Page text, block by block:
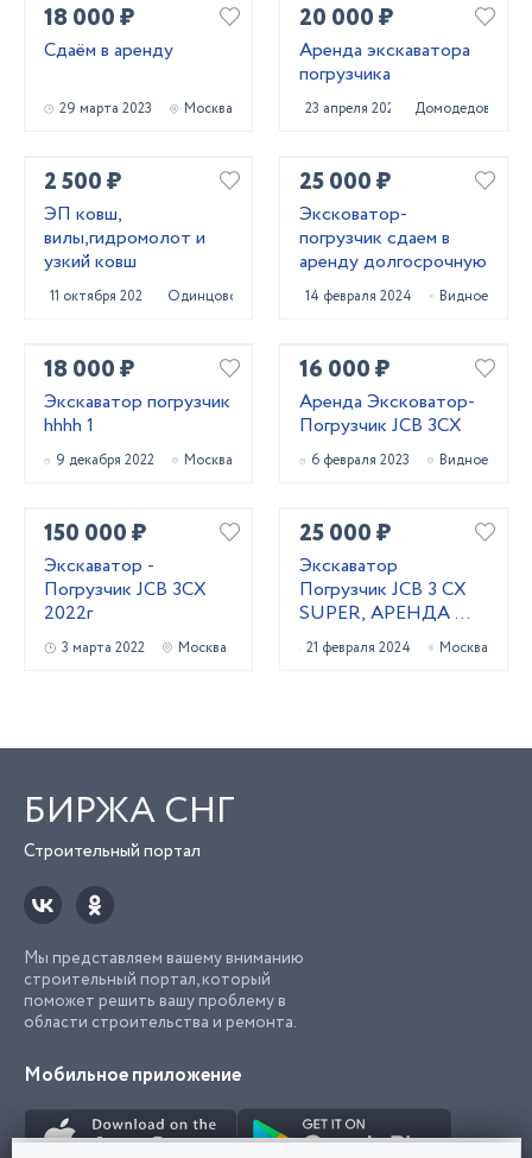
18 000 ₽
Сдаём в аренду
29 марта 2023 Москва
20 000 ₽
Аренда экскаватора
погрузчика
23 апреля 2023 Домодедово
2 500 ₽
ЭП ковш,
вилы,гидромолот и
узкий ковш
11 октября 2024 Одинцово
25 000 ₽
Эксковатор-
погрузчик сдаем в
аренду долгосрочную
14 февраля 2024 Видное
18 000 ₽
Экскаватор погрузчик
hhhh 1
9 декабря 2022 Москва
16 000 ₽
Аренда Эксковатор-
Погрузчик JCB 3CX
6 февраля 2023 Видное
150 000 ₽
Экскаватор -
Погрузчик JCB 3CX
2022г
3 марта 2022 Москва
25 000 ₽
Экскаватор
Погрузчик JCB 3 CX
SUPER, АРЕНДА Юг
МСК и ближайшее
МО
21 февраля 2024 Москва
БИРЖА СНГ
Строительный портал
Мы представляем вашему вниманию
строительный портал, который
поможет решить вашу проблему в
области строительства и ремонта.
Мобильное приложение